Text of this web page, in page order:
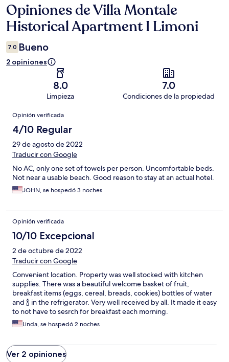
Opiniones
Opiniones de Villa Montale
Historical Apartment I Limoni
7.0 Bueno
2 opiniones
8.0
Limpieza
7.0
Condiciones de la propiedad
Opiniones
Opinión verificada
4/10 Regular
29 de agosto de 2022
Traducir con Google
No AC, only one set of towels per person. Uncomfortable beds.
Not near a usable beach. Good reason to stay at an actual hotel.
JOHN, se hospedó 3 noches
Opinión verificada
10/10 Excepcional
2 de octubre de 2022
Traducir con Google
Convenient location. Property was well stocked with kitchen
supplies. There was a beautiful welcome basket of fruit,
breakfast items (eggs, cereal, breads, cookies) bottles of water
and 🍾 in the refrigerator. Very well received by all. It made it easy
to not have to sesrch for breakfast each morning.
Linda, se hospedó 2 noches
Ver 2 opiniones